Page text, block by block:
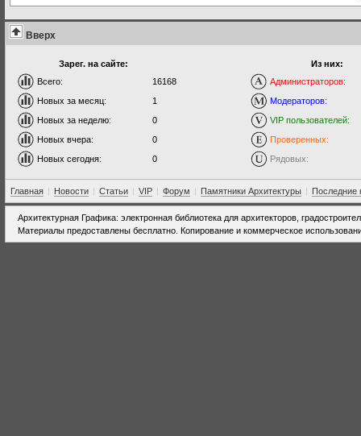
Вверх
Зарег. на сайте:
Всего:
16168
Новых за месяц:
1
Новых за неделю:
0
Новых вчера:
0
Новых сегодня:
0
Из них:
Администраторов:
Модераторов:
VIP пользователей:
Проверенных:
Рядовых:
Главная | Новости | Статьи | VIP | Форум | Памятники Архитектуры | Последние
Архитектурная Графика: электронная библиотека для архитекторов,
Материалы предоставлены бесплатно. Копирование и коммерческое